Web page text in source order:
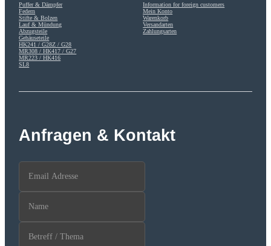
Puffer & Dämpfer
Federn
Stifte & Bolzen
Lauf & Mündung
Abzugsteile
Gehäuseteile
HK241 / G28Z / G28
MR308 / HK417 / G27
MR223 / HK416
SL8
Information for foreign customers
Mein Konto
Warenkorb
Versandarten
Zahlungsarten
Anfragen & Kontakt